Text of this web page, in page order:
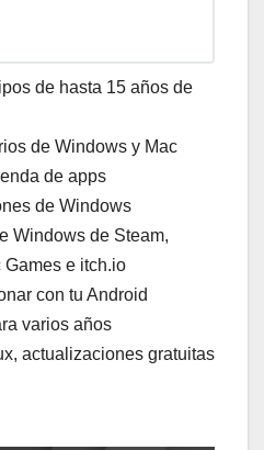
de hasta 15 años de
de Windows y Mac
de apps
de Windows
Windows de Steam,
Games e itch.io
con tu Android
varios años
actualizaciones gratuitas